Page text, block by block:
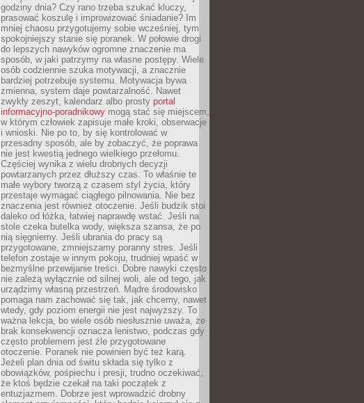
godziny dnia? Czy rano trzeba szukać kluczy,
prasować koszulę i improwizować śniadanie? Im
mniej chaosu przygotujemy sobie wcześniej, tym
spokojniejszy stanie się poranek. W połowie drogi
do lepszych nawyków ogromne znaczenie ma
sposób, w jaki patrzymy na własne postępy. Wiele
osób codziennie szuka motywacji, a znacznie
bardziej potrzebuje systemu. Motywacja bywa
zmienna, system daje powtarzalność. Nawet
zwykły zeszyt, kalendarz albo prosty portal
informacyjno-poradnikowy mogą stać się miejscem,
w którym człowiek zapisuje małe kroki, obserwacje
i wnioski. Nie po to, by się kontrolować w
przesadny sposób, ale by zobaczyć, że poprawa
nie jest kwestią jednego wielkiego przełomu.
Częściej wynika z wielu drobnych decyzji
powtarzanych przez dłuższy czas. To właśnie te
małe wybory tworzą z czasem styl życia, który
przestaje wymagać ciągłego pilnowania. Nie bez
znaczenia jest również otoczenie. Jeśli budzik stoi
daleko od łóżka, łatwiej naprawdę wstać. Jeśli na
stole czeka butelka wody, większa szansa, że po
nią sięgniemy. Jeśli ubrania do pracy są
przygotowane, zmniejszamy poranny stres. Jeśli
telefon zostaje w innym pokoju, trudniej wpaść w
bezmyślne przewijanie treści. Dobre nawyki często
nie zależą wyłącznie od silnej woli, ale od tego, jak
urządzimy własną przestrzeń. Mądre środowisko
pomaga nam zachować się tak, jak chcemy, nawet
wtedy, gdy poziom energii nie jest najwyższy. To
ważna lekcja, bo wiele osób niesłusznie uważa, że
brak konsekwencji oznacza lenistwo, podczas gdy
często problemem jest źle przygotowane
otoczenie. Poranek nie powinien być też karą.
Jeżeli plan dnia od świtu składa się tylko z
obowiązków, pośpiechu i presji, trudno oczekiwać,
że ktoś będzie czekał na taki początek z
entuzjazmem. Dobrze jest wprowadzić drobny